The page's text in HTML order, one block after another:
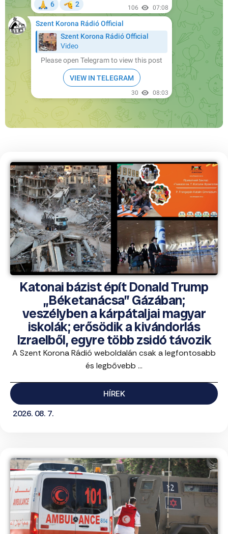
Katonai bázist épít Donald Trump
„Béketanácsa” Gázában;
veszélyben a kárpátaljai magyar
iskolák; erősödik a kivándorlás
Izraelből, egyre több zsidó távozik
A Szent Korona Rádió weboldalán csak a legfontosabb
és legbővebb ...
HÍREK
2026. 08. 7.